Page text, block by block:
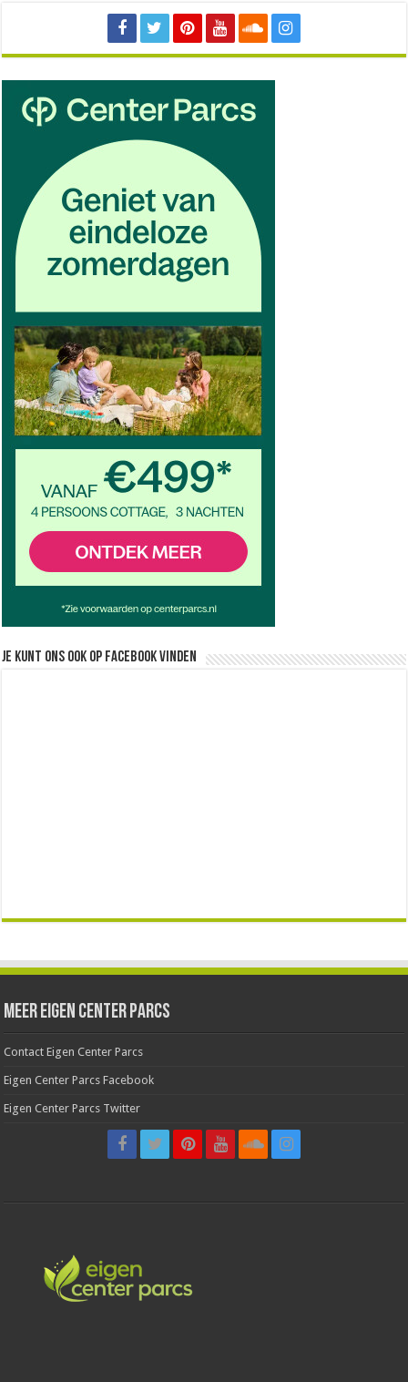
Je kunt ons ook op facebook vinden
Meer Eigen Center Parcs
Contact Eigen Center Parcs
Eigen Center Parcs Facebook
Eigen Center Parcs Twitter